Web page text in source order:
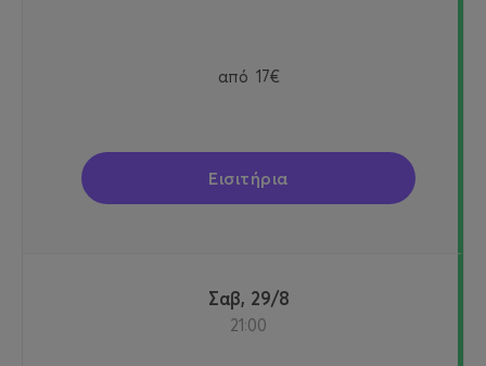
από 17€
Εισιτήρια
Σαβ, 29/8
21:00